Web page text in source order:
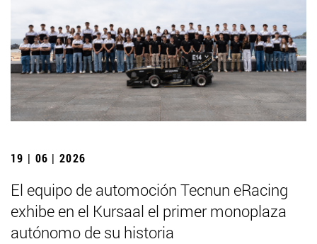
19 | 06 | 2026
El equipo de automoción Tecnun eRacing
exhibe en el Kursaal el primer monoplaza
autónomo de su historia